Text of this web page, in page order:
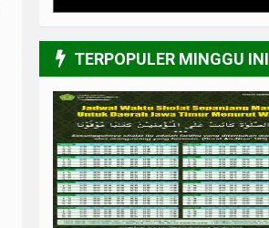
3/6
TERPOPULER MINGGU INI